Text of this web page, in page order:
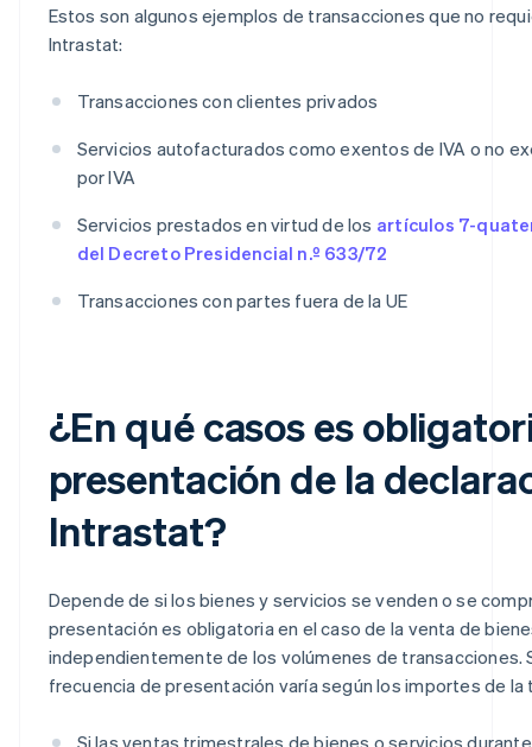
Estos son algunos ejemplos de transacciones que no
Intrastat:
Transacciones con clientes privados
Servicios autofacturados como exentos de IVA o no
por IVA
Servicios prestados en virtud de los artículos 7-
del Decreto Presidencial n.º 633/72
Transacciones con partes fuera de la UE
¿En qué casos es
presentación de la
Intrastat?
Depende de si los bienes y servicios se venden o se
presentación es obligatoria en el caso de la venta de
independientemente de los volúmenes de transacciones.
frecuencia de presentación varía según los importes de la
Si las ventas trimestrales de bienes o servicios